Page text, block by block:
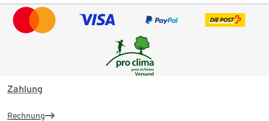
Zahlung
Rechnung